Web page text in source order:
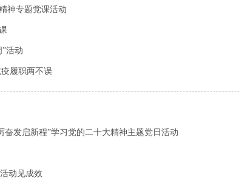
神专题党课活动
活动
履职两不误
发启新程”学习党的二十大精神主题党日活动
动见成效